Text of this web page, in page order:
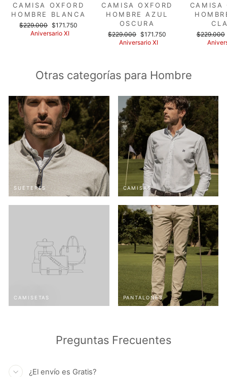
CAMISA OXFORD
HOMBRE BLANCA
Precio
habitual
$229.000 Precio
de
$171.750
Aniversario XI
CAMISA OXFORD
HOMBRE AZUL
OSCURA
Precio
habitual
$229.000 Precio
de
$171.750
Aniversario XI
CAMISA
Precio
habitual
$229.000
Otras categorías para Hombre
SUÉTERES CAMISAS
CAMISETAS PANTALONES
Preguntas Frecuentes
¿El envío es Gratis?